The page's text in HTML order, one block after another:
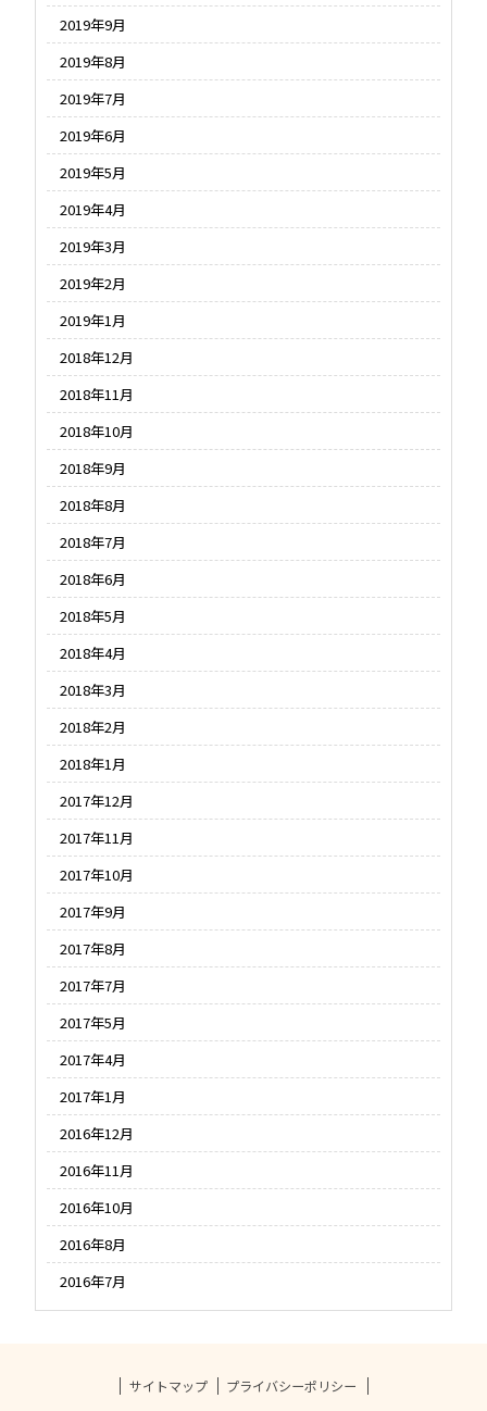
2019年9月
2019年8月
2019年7月
2019年6月
2019年5月
2019年4月
2019年3月
2019年2月
2019年1月
2018年12月
2018年11月
2018年10月
2018年9月
2018年8月
2018年7月
2018年6月
2018年5月
2018年4月
2018年3月
2018年2月
2018年1月
2017年12月
2017年11月
2017年10月
2017年9月
2017年8月
2017年7月
2017年5月
2017年4月
2017年1月
2016年12月
2016年11月
2016年10月
2016年8月
2016年7月
サイトマップ プライバシーポリシー